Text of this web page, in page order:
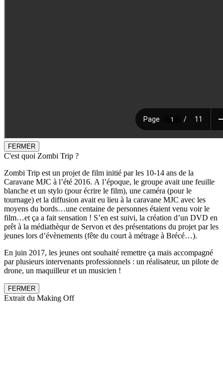
FERMER
C'est quoi Zombi Trip ?
Zombi Trip est un projet de film initié par les 10-14 ans de la
Caravane MJC à l’été 2016. A l’époque, le groupe avait une feuille
blanche et un stylo (pour écrire le film), une caméra (pour le
tournage) et la diffusion avait eu lieu à la caravane MJC avec les
moyens du bords…une centaine de personnes étaient venu voir le
film…et ça a fait sensation ! S’en est suivi, la création d’un DVD en
prêt à la médiathèqur de Servon et des présentations du projet par les
jeunes lors d’évènements (fête du court à métrage à Brécé…).
En juin 2017, les jeunes ont souhaité remettre ça mais accompagné
par plusieurs intervenants professionnels : un réalisateur, un pilote de
drone, un maquilleur et un musicien !
FERMER
Extrait du Making Off